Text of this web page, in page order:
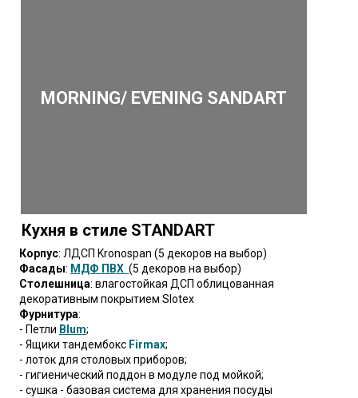
Корпус: ЛДСП Kronospan (5 декоров на выбор)
Фасады: МДФ ПВХ (5 декоров на выбор)
Столешница: влагостойкая ДСП облицованная
декоративным покрытием Slotex
Фурнитура:
- Петли Blum;
- Ящики тандембокс Firmax;
- лоток для столовых приборов;
- гигиенический поддон в модуле под мойкой;
- сушка - базовая система для хранения посуды
Кухня в стиле STANDART
MORNING/ EVENING SANDART